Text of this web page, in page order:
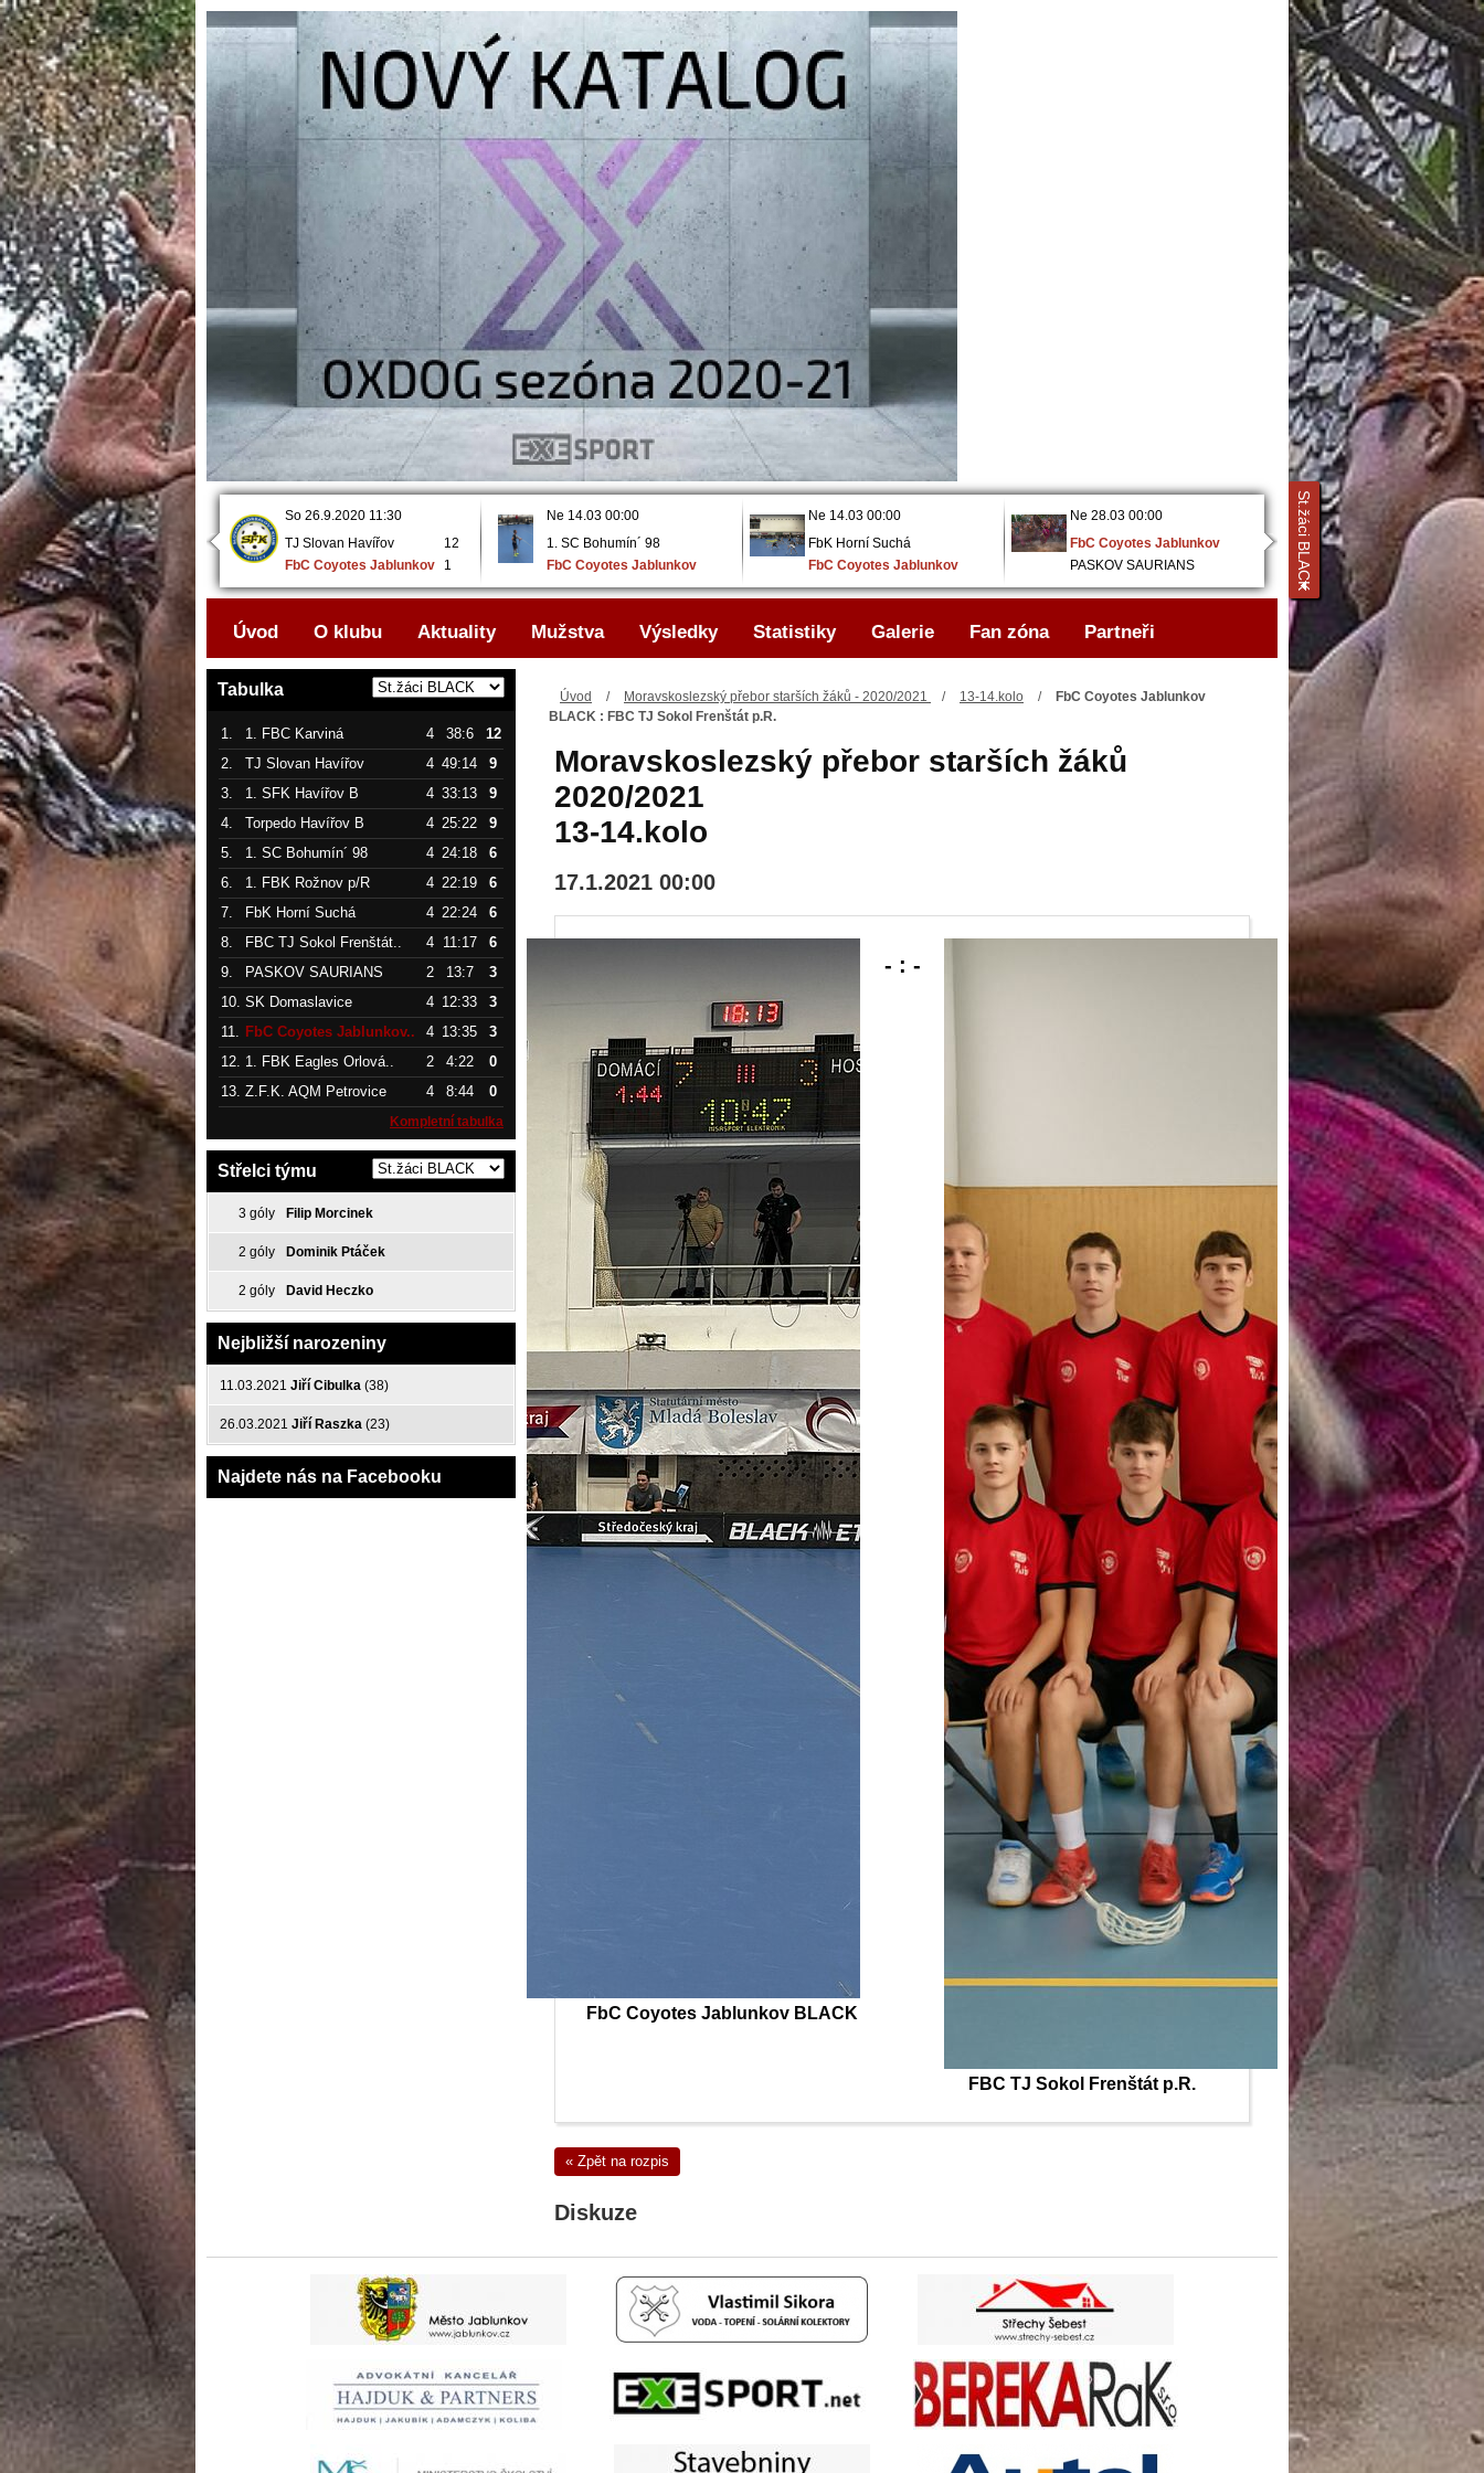
St.žáci BLACK
So 26.9.2020 11:30
TJ Slovan Havířov
12
FbC Coyotes Jablunkov
..
1
So 26.9.2020 08:00
FbC Coyotes Jablunkov
..
FbK Horní Suchá
9
Ne 14.03 00:00
1. SC Bohumín´ 98
FbC Coyotes Jablunkov
..
Ne 14.03 00:00
FbK Horní Suchá
FbC Coyotes Jablunkov
..
Ne 28.03 00:00
FbC Coyotes Jablunkov
..PASKOV SAURIANS
Ne 28.03 00:00
FbC Coyotes Jablunkov
..1. FBK Rožnov p/R
Úvod / Moravskoslezský přebor starších žáků - 2020/2021 / 13-14.kolo /
FbC Coyotes Jablunkov
BLACK : FBC TJ Sokol Frenštát p.R.
Moravskoslezský přebor starších žáků
2020/2021
13-14.kolo
17.1.2021 00:00
FbC Coyotes Jablunkov BLACK
- : -
FBC TJ Sokol Frenštát p.R.
« Zpět na rozpis
Diskuze
Úvod O klubu Aktuality Mužstva Výsledky Statistiky Galerie Fan zóna Partneři
Tabulka
1. 1. FBC Karviná 4 38:6
12
2.
TJ Slovan Havířov 4 49:14
9
3.
1. SFK Havířov B 4 33:13
9
4.
Torpedo Havířov B 4 25:22
9
5.
1. SC Bohumín´ 98 4 24:18
6
6.
1. FBK Rožnov p/R 4 22:19
6
7.
FbK Horní Suchá 4 22:24
6
8.
FBC TJ Sokol Frenštát.. 4 11:17
6
9.
PASKOV SAURIANS 2 13:7
3
10. SK Domaslavice 4 12:33
3
11. FbC Coyotes Jablunkov.. 4 13:35
3
12. 1. FBK Eagles Orlová.. 2 4:22
0
13. Z.F.K. AQM Petrovice 4 8:44 0
Kompletní tabulka
Střelci týmu
3 góly Filip Morcinek
2 góly Dominik Ptáček
2 góly David Heczko
Nejbližší narozeniny
11.03.2021 Jiří Cibulka (38)
26.03.2021 Jiří Raszka (23)
Najdete nás na Facebooku